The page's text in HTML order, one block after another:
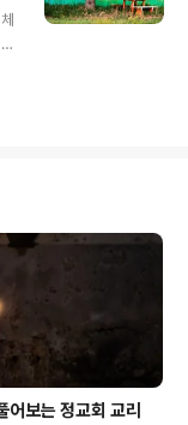
어보는 정교회 교리